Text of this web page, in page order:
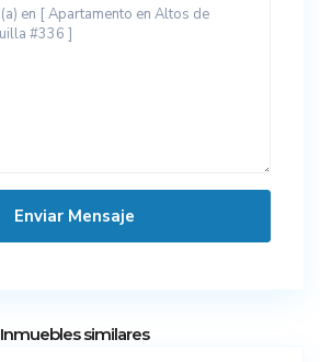
Inmuebles similares